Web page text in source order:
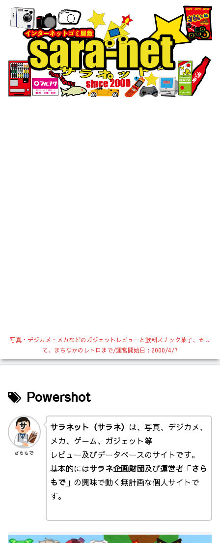
写真・デジカメ・メカなどのガジェットレビューと飲料スナック菓子、そし
て、まちなかのレトロまで/運営開始日：2000/4/7
Powershot
さらもで
サラネット（サラネ） は、写真、デジカメ、
メカ、ゲーム、ガジェット等
レビュー及びデータベースのサイトです。
基本的にはサラネ企画財団及び運営者「さら
もで」の興味で動く無計画な個人サイトで
す。